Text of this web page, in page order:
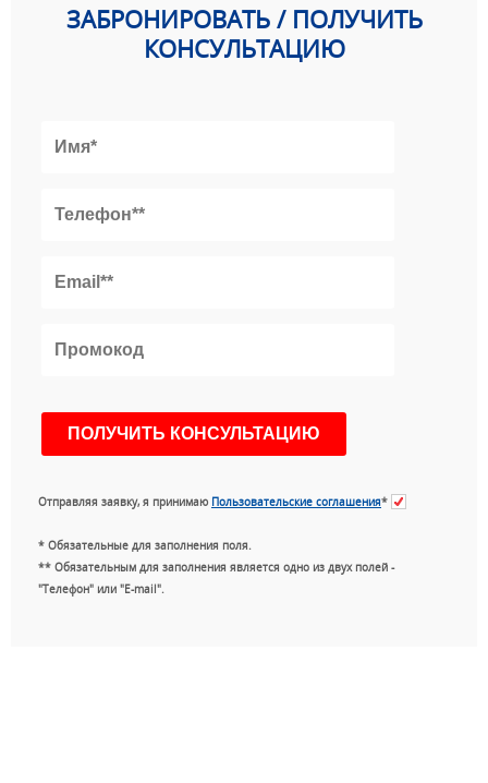
ЗАБРОНИРОВАТЬ / ПОЛУЧИТЬ
КОНСУЛЬТАЦИЮ
Отправляя заявку, я принимаю Пользовательские соглашения*
* Обязательные для заполнения поля.
** Обязательным для заполнения является одно из двух полей -
"Телефон" или "E-mail".